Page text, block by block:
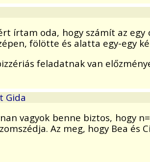
írtam oda, hogy számít az
fölötte és alatta egy-egy
feladatnak van
Gida
vagyok benne biztos, hogy
Az meg, hogy Bea